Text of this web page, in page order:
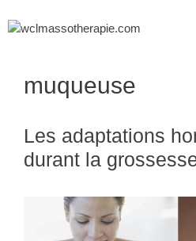
muqueuse
Les adaptations
durant la